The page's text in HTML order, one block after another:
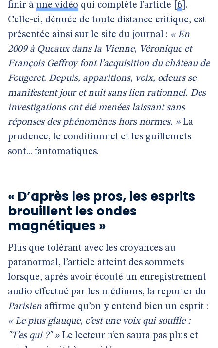
finir à une vidéo qui complète l’article 6 .
Celle-ci, dénuée de toute distance critique, est
présentée ainsi sur le site du journal : « En
2009 à Queaux dans la Vienne, Véronique et
François Geffroy font l’acquisition du château de
Fougeret. Depuis, apparitions, voix, odeurs se
manifestent jour et nuit sans lien rationnel. Des
investigations ont été menées laissant sans
réponses des phénomènes hors normes. »La
prudence, le conditionnel et les guillemets
sont... fantomatiques.
« D’après les pros, les esprits
brouillent les ondes
magnétiques »
Plus que tolérant avec les croyances au
paranormal, l’article atteint des sommets
lorsque, après avoir écouté un enregistrement
audio effectué par les médiums, la reporter du
Parisien affirme qu’on y entend bien un esprit :
« Le plus glauque, c’est une voix qui souffle :
"T’es qui ?" »Le lecteur n’en saura pas plus et